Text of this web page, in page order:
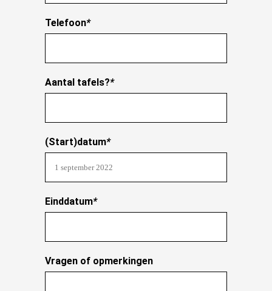
Telefoon*
Aantal tafels?*
(Start)datum*
Einddatum*
Vragen of opmerkingen